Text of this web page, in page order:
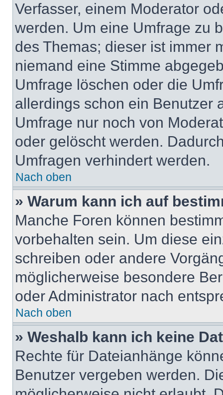
Verfasser, einem Moderator
werden. Um eine Umfrage zu
des Themas; dieser ist immer
niemand eine Stimme
Umfrage löschen oder die
allerdings schon ein Benutzer
Umfrage nur noch von
oder gelöscht werden.
Umfragen verhindert werden.
Nach oben
» Warum kann ich auf
Manche Foren können
vorbehalten sein. Um diese
schreiben oder andere
möglicherweise besondere
oder Administrator nach
Nach oben
» Weshalb kann ich keine
Rechte für Dateianhänge
Benutzer vergeben werden.